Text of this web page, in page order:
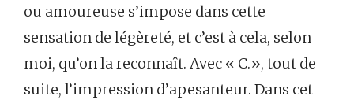
ou amoureuse s’impose dans cette
sensation de légèreté, et c’est à cela, selon
moi, qu’on la reconnaît. Avec « C.», tout de
suite, l’impression d’apesanteur. Dans cet